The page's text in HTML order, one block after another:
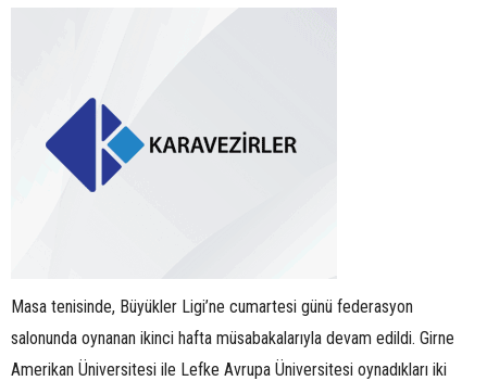
Masa tenisinde, Büyükler Ligi’ne cumartesi günü federasyon
salonunda oynanan ikinci hafta müsabakalarıyla devam edildi. Girne
Amerikan Üniversitesi ile Lefke Avrupa Üniversitesi oynadıkları iki